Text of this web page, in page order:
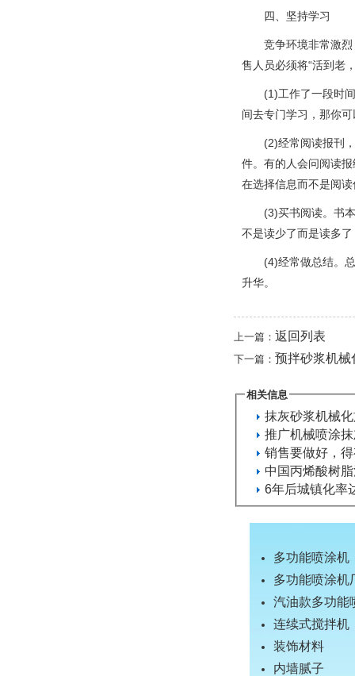
四、坚持学习
竞争环境非常激烈，
售人员必须将“活到老
(1)工作了一段时间
间去专门学习，那你
(2)经常阅读报刊，
件。有的人会问阅读
在选择信息而不是阅
(3)买书阅读。书本
不是读少了而是读多
(4)经常做总结。总
升华。
上一篇： 返回列表
下一篇： 预拌砂浆机械
相关信息
抹灰砂浆机械
推广机械喷涂
销售要做好，
中国丙烯酸树
6年后城镇化率
多功能喷涂机
多功能喷涂机
汽油款多功能
连续式搅拌机
装饰材料
内墙腻子